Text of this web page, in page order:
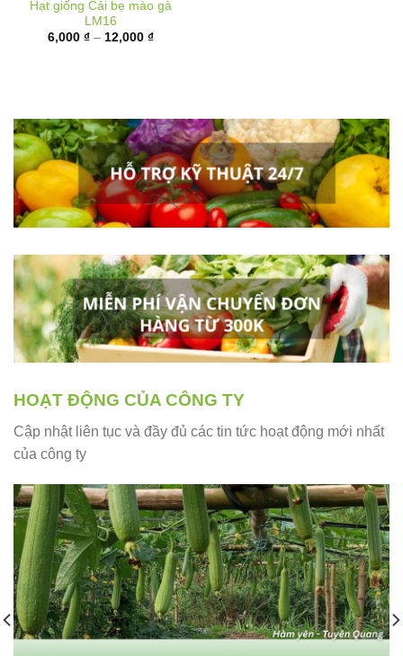
6,000 ₫ – 12,000₫ Khoảng
từ
Cập nhật liên tục và đầy đủ các tin tức hoạt động mới nhất
của công ty